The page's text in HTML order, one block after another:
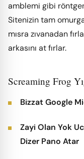
amblemi gibi
Sitenizin tam
mısra zıvanadan
arkasını at fırlar.
Screaming Frog
Bizzat Google
Zayi Olan Yok
Dizer Pano Atar